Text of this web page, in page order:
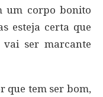
um corpo bonito
esteja certa que
ser marcante
que tem ser bom,